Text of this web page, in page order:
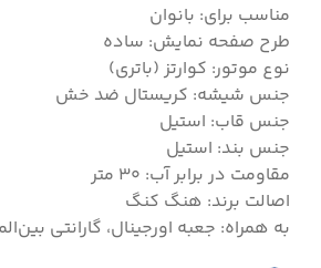
مناسب برای: بانوان
طرح صفحه نمایش: ساده
نوع موتور: کوارتز (باتری)
جنس شیشه: کریستال ضد خش
جنس قاب: استیل
جنس بند: استیل
مقاومت در برابر آب: 30 متر
اصالت برند: هنگ کنگ
به همراه: جعبه اورجینال، گارانتی